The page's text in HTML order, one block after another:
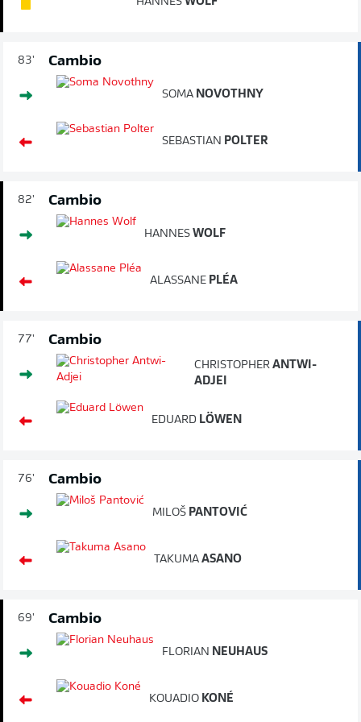
83' Cambio
SOMA NOVOTHNY
SEBASTIAN POLTER
82' Cambio
HANNES WOLF
ALASSANE PLÉA
77' Cambio
CHRISTOPHER ANTWI-
ADJEI
EDUARD LÖWEN
76' Cambio
MILOŠ PANTOVIĆ
TAKUMA ASANO
69' Cambio
FLORIAN NEUHAUS
KOUADIO KONÉ